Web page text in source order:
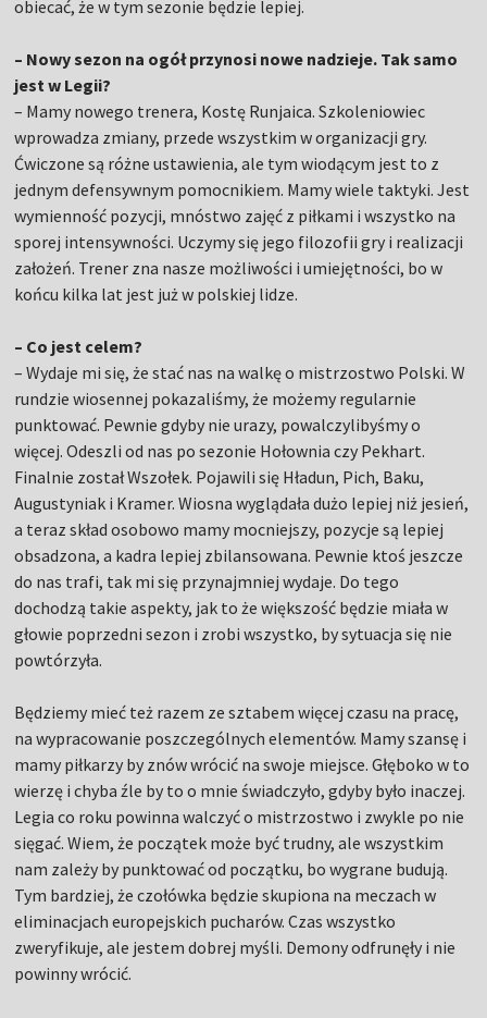
obiecać, że w tym sezonie będzie lepiej.
– Nowy sezon na ogół przynosi nowe nadzieje. Tak samo
jest w Legii?
– Mamy nowego trenera, Kostę Runjaica. Szkoleniowiec
wprowadza zmiany, przede wszystkim w organizacji gry.
Ćwiczone są różne ustawienia, ale tym wiodącym jest to z
jednym defensywnym pomocnikiem. Mamy wiele taktyki. Jest
wymienność pozycji, mnóstwo zajęć z piłkami i wszystko na
sporej intensywności. Uczymy się jego filozofii gry i realizacji
założeń. Trener zna nasze możliwości i umiejętności, bo w
końcu kilka lat jest już w polskiej lidze.
– Co jest celem?
– Wydaje mi się, że stać nas na walkę o mistrzostwo Polski. W
rundzie wiosennej pokazaliśmy, że możemy regularnie
punktować. Pewnie gdyby nie urazy, powalczylibyśmy o
więcej. Odeszli od nas po sezonie Hołownia czy Pekhart.
Finalnie został Wszołek. Pojawili się Hładun, Pich, Baku,
Augustyniak i Kramer. Wiosna wyglądała dużo lepiej niż jesień,
a teraz skład osobowo mamy mocniejszy, pozycje są lepiej
obsadzona, a kadra lepiej zbilansowana. Pewnie ktoś jeszcze
do nas trafi, tak mi się przynajmniej wydaje. Do tego
dochodzą takie aspekty, jak to że większość będzie miała w
głowie poprzedni sezon i zrobi wszystko, by sytuacja się nie
powtórzyła.
Będziemy mieć też razem ze sztabem więcej czasu na pracę,
na wypracowanie poszczególnych elementów. Mamy szansę i
mamy piłkarzy by znów wrócić na swoje miejsce. Głęboko w to
wierzę i chyba źle by to o mnie świadczyło, gdyby było inaczej.
Legia co roku powinna walczyć o mistrzostwo i zwykle po nie
sięgać. Wiem, że początek może być trudny, ale wszystkim
nam zależy by punktować od początku, bo wygrane budują.
Tym bardziej, że czołówka będzie skupiona na meczach w
eliminacjach europejskich pucharów. Czas wszystko
zweryfikuje, ale jestem dobrej myśli. Demony odfrunęły i nie
powinny wrócić.